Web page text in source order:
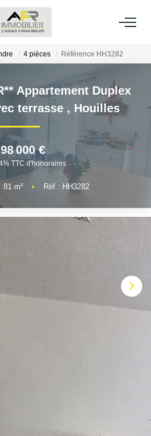
LOUER
GÉRER
AGENCES
- Location | Gestion | Syndic
Chatou - Transaction
4 pièces Référence HH3282
Appartement Duplex
terrasse , Houilles
000 €
TTC d'honoraires
81 m² • Réf : HH3282